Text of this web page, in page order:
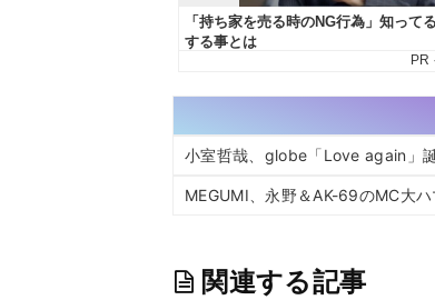
小室哲哉、globe「Love again」
MEGUMI、永野＆AK-69のMC大
関連する記事